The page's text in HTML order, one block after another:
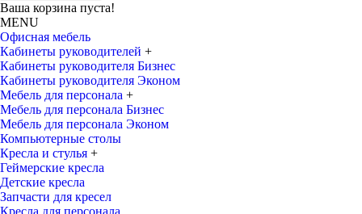
Ваша корзина пуста!
MENU
Офисная мебель
Кабинеты руководителей +
Кабинеты руководителя Бизнес
Кабинеты руководителя Эконом
Мебель для персонала +
Мебель для персонала Бизнес
Мебель для персонала Эконом
Компьютерные столы
Кресла и стулья +
Геймерские кресла
Детские кресла
Запчасти для кресел
Кресла для персонала